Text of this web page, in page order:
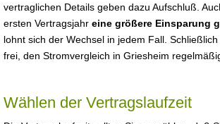
vertraglichen Details geben dazu Aufschluß.
ersten Vertragsjahr eine größere Einsparung
lohnt sich der Wechsel in jedem Fall.
frei, den Stromvergleich in Griesheim
Wählen der Vertragslaufzeit